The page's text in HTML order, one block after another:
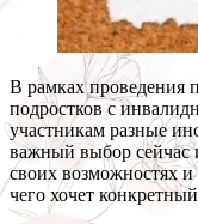
В рамках проведения
подростков с
участникам разные
важный выбор сейчас
своих возможностях
чего хочет